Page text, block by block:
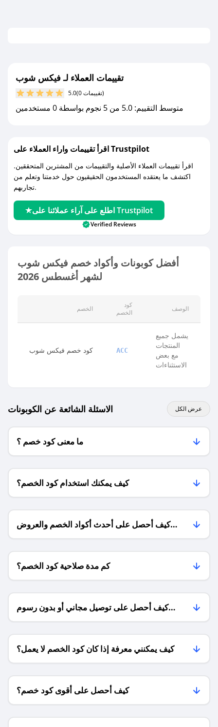
تقييمات العملاء لـ فيكس شوب
5.0 (0 تقييمات)
متوسط التقييم: 5.0 من 5 نجوم بواسطة 0 مستخدمين
اقرأ تقييمات واراء العملاء على Trustpilot
اقرأ تقييمات العملاء الأصلية والتقييمات من المشترين المتحققين.
اكتشف ما يعتقده المستخدمون الحقيقيون حول خدمتنا وتعلم من
تجاربهم.
اطلع على آراء عملائنا على Trustpilot
Verified Reviews
أفضل كوبونات وأكواد خصم فيكس شوب
لشهر أغسطس 2026
الخصم
كود
الخصم
الوصف
كود خصم فيكس شوب ACC
يشمل جميع
المنتجات
مع بعض
الاستثناءات
الاسئلة الشائعة عن الكوبونات عرض الكل
ما معنى كود خصم ؟
كيف يمكنك استخدام كود الخصم؟
كيف أحصل على أحدث أكواد الخصم والعروض
للمتاجر؟
كم مدة صلاحية كود الخصم؟
كيف أحصل على توصيل مجاني أو بدون رسوم
الشحن ؟
كيف يمكنني معرفة إذا كان كود الخصم لا يعمل؟
كيف أحصل على أقوى كود خصم؟